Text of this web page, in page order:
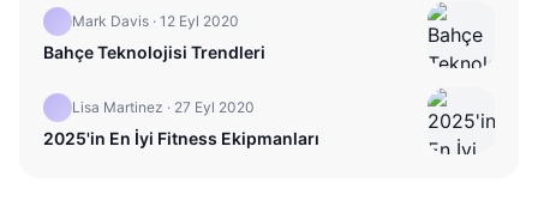
Mark Davis · 12 Eyl 2020
Bahçe Teknolojisi Trendleri
Lisa Martinez · 27 Eyl 2020
2025'in En İyi Fitness Ekipmanları